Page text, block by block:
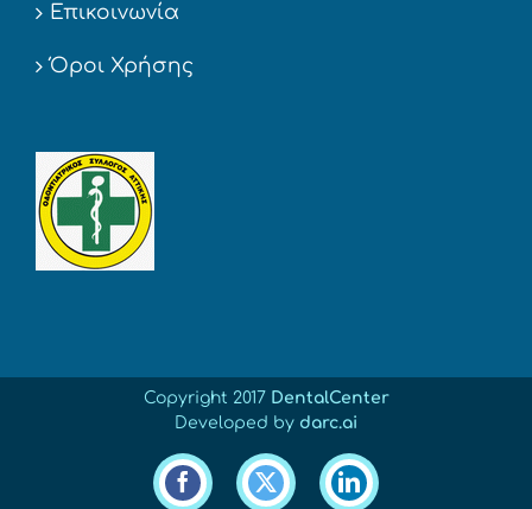
Επικοινωνία
Όροι Χρήσης
Copyright 2017 DentalCenter
Developed by darc.ai
Facebook X LinkedIn